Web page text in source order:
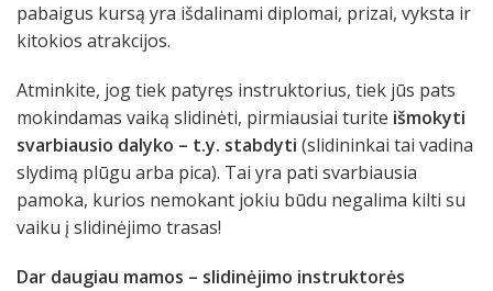
pabaigus kursą yra išdalinami diplomai, prizai, vyksta ir
kitokios atrakcijos.
Atminkite, jog tiek patyręs instruktorius, tiek jūs pats
mokindamas vaiką slidinėti, pirmiausiai turite išmokyti
svarbiausio dalyko – t.y. stabdyti (slidininkai tai vadina
slydimą plūgu arba pica). Tai yra pati svarbiausia
pamoka, kurios nemokant jokiu būdu negalima kilti su
vaiku į slidinėjimo trasas!
Dar daugiau mamos – slidinėjimo instruktorės